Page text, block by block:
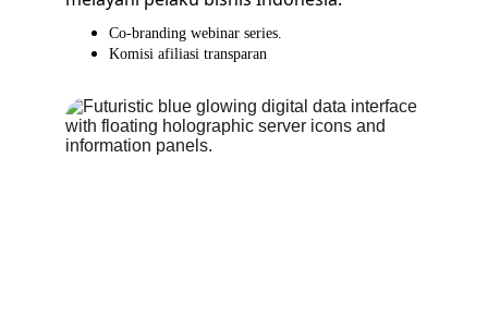
Co-branding webinar series.
Komisi afiliasi transparan